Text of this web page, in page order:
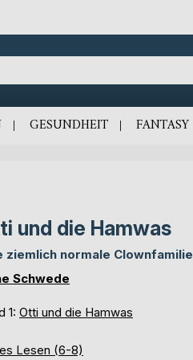
GESUNDHEIT FANTASY
und die Hamwas
ziemlich normale Clownfamilie
Schwede
1: Otti und die Hamwas
Lesen (6-8)